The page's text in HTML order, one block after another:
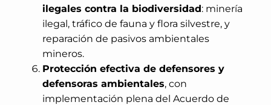
ilegales contra la biodiversidad: minería
ilegal, tráfico de fauna y flora silvestre, y
reparación de pasivos ambientales
mineros.
Protección efectiva de defensores y
defensoras ambientales, con
implementación plena del Acuerdo de